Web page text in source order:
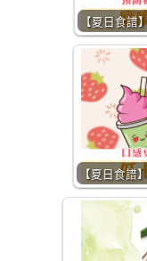
【夏日食譜
【夏日食譜